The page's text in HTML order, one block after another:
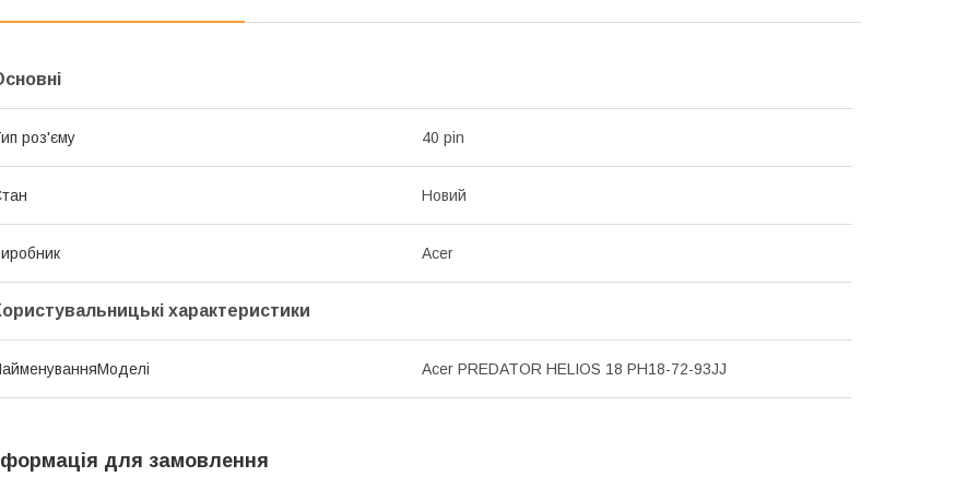
роз'єму 40 pin
Новий
Acer
характеристики
Acer PREDATOR HELIOS 18 PH18-72-93JJ
для замовлення